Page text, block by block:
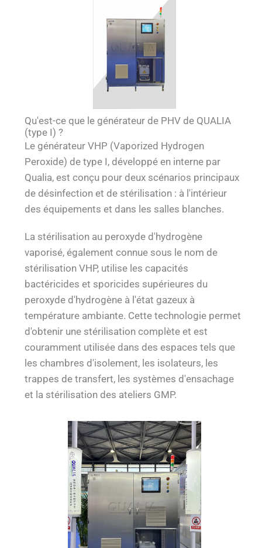
Qu'est-ce que le générateur de PHV de QUALIA
(type I) ?
Le générateur VHP (Vaporized Hydrogen
Peroxide) de type I, développé en interne par
Qualia, est conçu pour deux scénarios principaux
de désinfection et de stérilisation : à l'intérieur
des équipements et dans les salles blanches.
La stérilisation au peroxyde d'hydrogène
vaporisé, également connue sous le nom de
stérilisation VHP, utilise les capacités
bactéricides et sporicides supérieures du
peroxyde d'hydrogène à l'état gazeux à
température ambiante. Cette technologie permet
d'obtenir une stérilisation complète et est
couramment utilisée dans des espaces tels que
les chambres d'isolement, les isolateurs, les
trappes de transfert, les systèmes d'ensachage
et la stérilisation des ateliers GMP.